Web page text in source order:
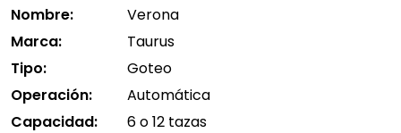
Nombre:
Verona
Marca:
Taurus
Tipo:
Goteo
Operación:
Automática
Capacidad:
6 o 12 tazas